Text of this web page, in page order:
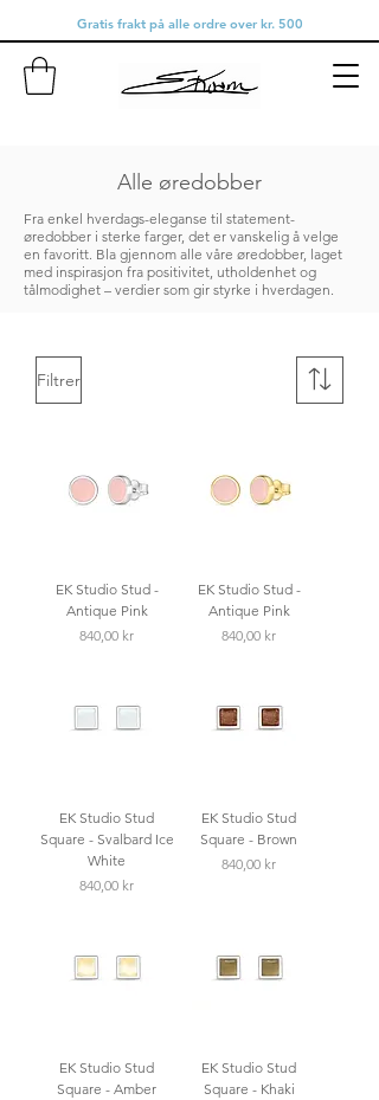
Gratis frakt på alle ordre over kr. 500
Alle øredobber
Fra enkel hverdags-eleganse til statement-
øredobber i sterke farger, det er vanskelig å velge
en favoritt. Bla gjennom alle våre øredobber, laget
med inspirasjon fra positivitet, utholdenhet og
tålmodighet – verdier som gir styrke i hverdagen.
Filtrer
EK Studio Stud -
Antique Pink
Pris
840,00 kr
EK Studio Stud -
Antique Pink
Pris
840,00 kr
EK Studio Stud
Square - Svalbard Ice
White
Pris
840,00 kr
EK Studio Stud
Square - Brown
Pris
840,00 kr
EK Studio Stud
Square - Amber
EK Studio Stud
Square - Khaki